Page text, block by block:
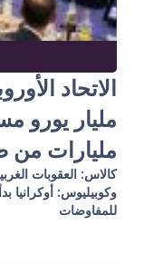
مليارات من
وكوبيليوس: أوكرانيا
للمفاوضات